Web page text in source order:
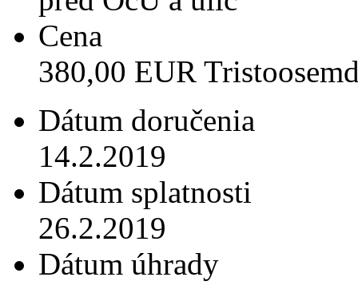
Cena
380,00 EUR
Dátum doručenia
14.2.2019
Dátum splatnosti
26.2.2019
Dátum úhrady